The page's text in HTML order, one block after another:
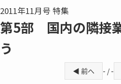
2011年11月号 特集
第5部 国内の隣接
う
◀ 前へ - / -